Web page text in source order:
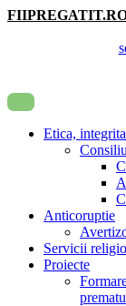
Etica,
Anticoruptie
Servicii
Proiecte